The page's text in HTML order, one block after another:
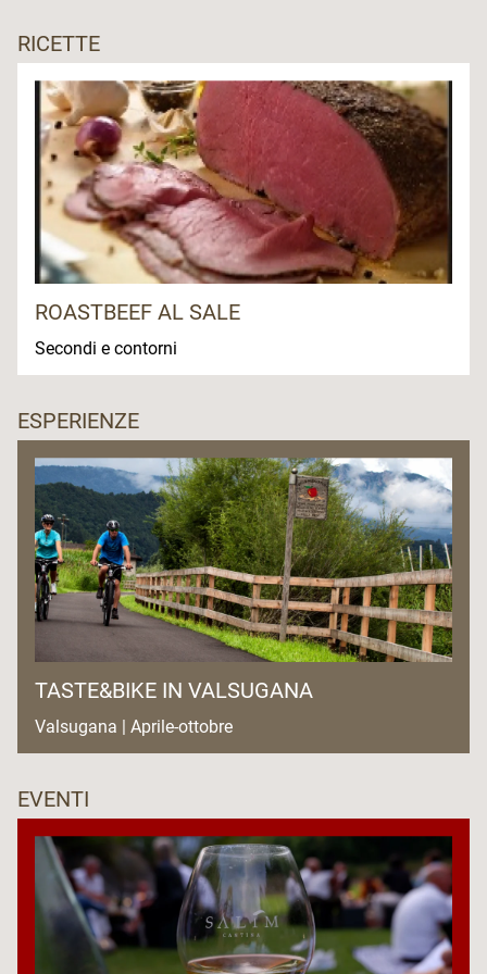
RICETTE
ROASTBEEF AL SALE
Secondi e contorni
ESPERIENZE
TASTE&BIKE IN VALSUGANA
Valsugana | Aprile-ottobre
EVENTI